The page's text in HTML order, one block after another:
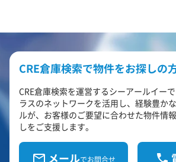
CRE倉庫検索で物件をお探しの
CRE倉庫検索を運営するシーアールイー
ラスのネットワークを活用し、経験豊か
ルが、お客様のご要望に合わせた物件情
しをご支援します。
メール